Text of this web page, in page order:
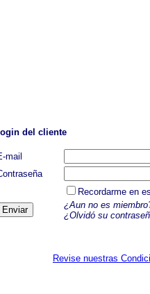
del cliente
mail
Recordarme en
¿Aun no es
¿Olvidó su
Revise nuestras